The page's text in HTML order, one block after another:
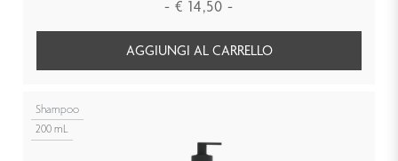
- € 14,50 -
AGGIUNGI AL CARRELLO
Shampoo
200 mL